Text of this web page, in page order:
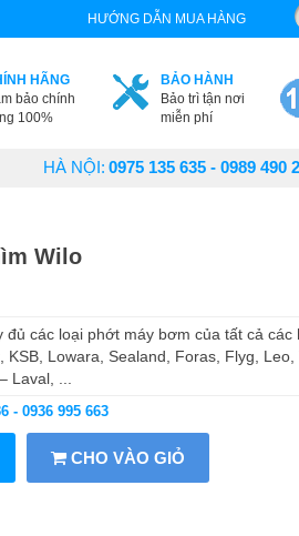
HƯỚNG DẪN MUA HÀNG
HÃNG
bảo chính
100%
BẢO HÀNH
Bảo trì tận nơi
miễn phí
HÀ NỘI: 0975 135 635 - 0989 490
Wilo
các loại phớt máy bơm của tất cả các
Lowara, Sealand, Foras, Flyg, Leo,
Laval, ...
- 0936 995 663
CHO VÀO GIỎ